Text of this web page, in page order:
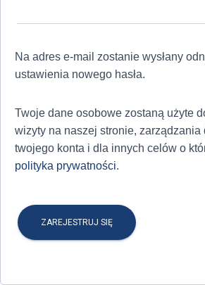
Na adres e-mail zostanie wysłany
ustawienia nowego hasła.
Twoje dane osobowe zostaną użyte
wizyty na naszej stronie, zarządzania
twojego konta i dla innych celów o
polityka prywatności.
ZAREJESTRUJ SIĘ